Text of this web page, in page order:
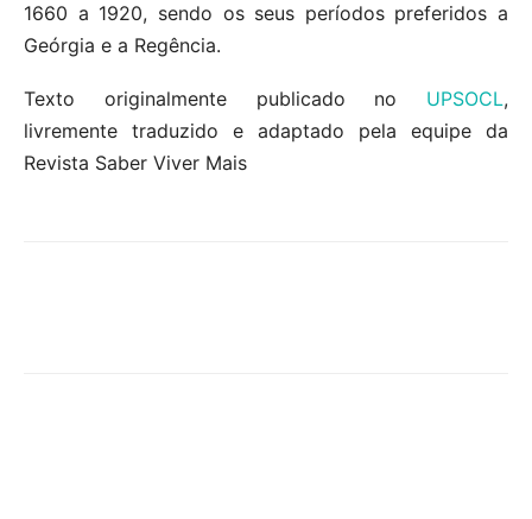
1660 a 1920, sendo os seus períodos preferidos a
Geórgia e a Regência.
Texto originalmente publicado no UPSOCL,
livremente traduzido e adaptado pela equipe da
Revista Saber Viver Mais